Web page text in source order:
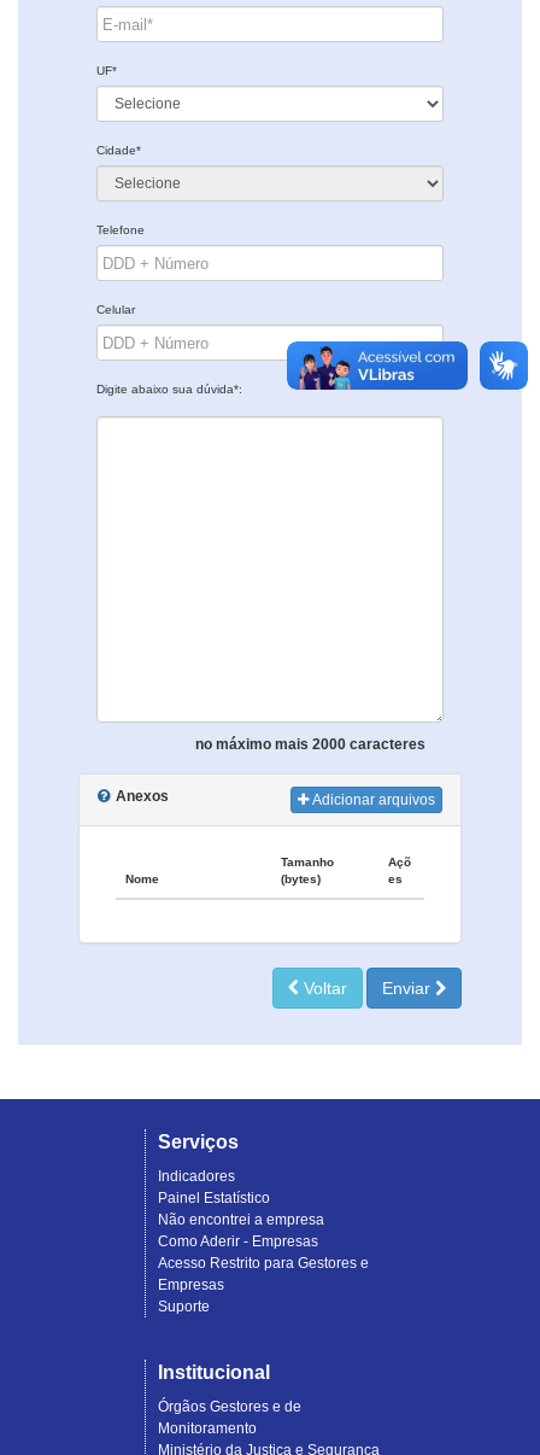
UF*
Cidade*
Telefone
Celular
Digite abaixo sua dúvida*:
no máximo mais 2000 caracteres
Anexos Adicionar arquivos
Nome
Tamanho
(bytes)
Açõ
es
Voltar Enviar
Serviços
Indicadores
Painel Estatístico
Não encontrei a empresa
Como Aderir - Empresas
Acesso Restrito para Gestores e
Empresas
Suporte
Institucional
Órgãos Gestores e de
Monitoramento
Ministério da Justiça e Segurança